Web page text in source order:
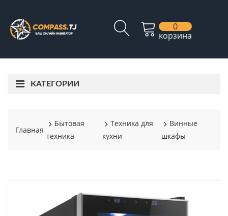
0
корзина
КАТЕГОРИИ
Главная
Бытовая
техника
Техника для
кухни
Винные
шкафы